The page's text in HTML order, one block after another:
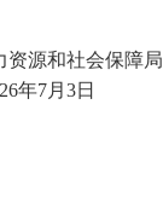
资源和社会保障局
年‎7‎月‎3‎日